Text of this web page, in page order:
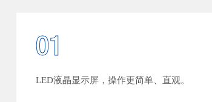
01
LED液晶显示屏，操作更简单、直观。